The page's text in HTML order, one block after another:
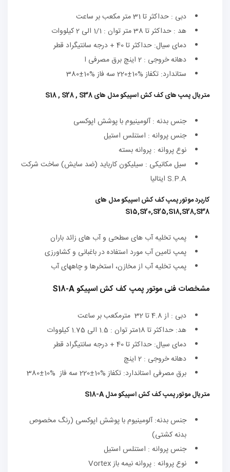
دبی : حداکثر تا 31 متر مکعب بر ساعت
هد : حداکثر تا 38 متر توان : 1/1 الی 2 کیلووات
دمای سیال: حداکثر تا 40 + درجه سانتیگراد قطر
دهانه خروجی : 2 اینچ برق مصرفی ا
ستاندارد: تکفاز %10±220 سه فاز %10±380
متریال پمپ های کف کش اسپیکو مدل های S18 , S28 , S38
جنس بدنه : آلومینیوم با پوشش اپوکسی
جنس پروانه : استنلس استیل
نوع پروانه : پروانه بسته
سیل مکانیکی : سیلیکون کارباید (ضد سایش) ساخت شرکت
S.P.A ایتالیا
کاربرد موتور پمپ کف کش اسپیکو مدل های
S15,S20,S25,S18,S28,S38
پمپ تخلیه آب های سطحی و آب های زائد باران
پمپ تامین آب مورد استفاده در باغبانی و کشاورزی
پمپ تخلیه آب از مخازن، استخرها و چاههای آب
مشخصات فنی موتور پمپ کف کش اسپیکو S18-A
دبی : از 4.8 تا 32 مترمکعب بر ساعت
هد: حداکثر تا 18متر توان : 1.5 الی 1.75 کیلووات
دمای سیال: حداکثر تا 40 + درجه سانتیگراد قطر
دهانه خروجی : 2 اینچ
برق مصرفی استاندارد: تکفاز %10±220 سه فاز %10±380
متریال موتور پمپ کف کش اسپیکو مدل S18-A
جنس بدنه: آلومینیوم با پوشش اپوکسی (رنگ مخصوص
بدنه کشتی)
جنس پروانه : استنلس استیل
نوع پروانه : پروانه نیمه باز Vortex